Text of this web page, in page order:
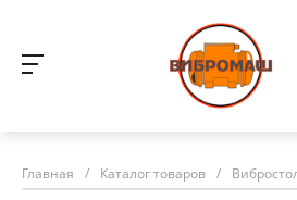
Главная / Каталог товаров /